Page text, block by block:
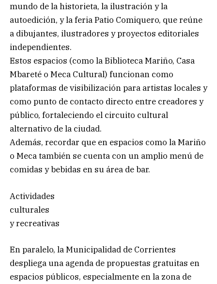
mundo de la historieta, la ilustración y la
autoedición, y la feria Patio Comiquero, que reúne
a dibujantes, ilustradores y proyectos editoriales
independientes.
Estos espacios (como la Biblioteca Mariño, Casa
Mbareté o Meca Cultural) funcionan como
plataformas de visibilización para artistas locales y
como punto de contacto directo entre creadores y
público, fortaleciendo el circuito cultural
alternativo de la ciudad.
Además, recordar que en espacios como la Mariño
o Meca también se cuenta con un amplio menú de
comidas y bebidas en su área de bar.
Actividades
culturales
y recreativas
En paralelo, la Municipalidad de Corrientes
despliega una agenda de propuestas gratuitas en
espacios públicos, especialmente en la zona de